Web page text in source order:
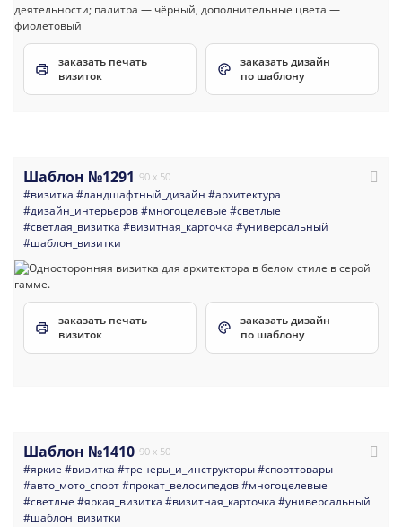
заказать печать
визиток
заказать дизайн
по шаблону
Шаблон №1291 90 x 50
#визитка #ландшафтный_дизайн #архитектура
#дизайн_интерьеров#многоцелевые #светлые
#светлая_визитка #визитная_карточка #универсальный
#шаблон_визитки
заказать печать
визиток
заказать дизайн
по шаблону
Шаблон №1410 90 x 50
#яркие #визитка #тренеры_и_инструкторы#спорттовары
#авто_мото_спорт#прокат_велосипедов#многоцелевые
#светлые #яркая_визитка #визитная_карточка #универсальный
#шаблон_визитки